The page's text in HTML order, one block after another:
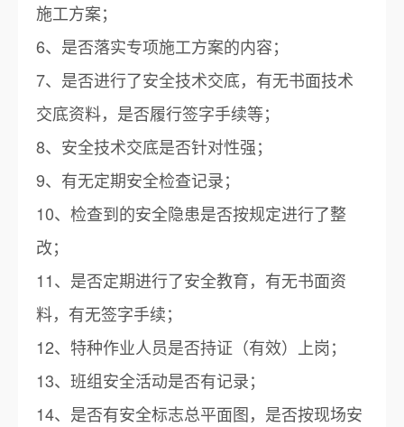
施工方案；
6、是否落实专项施工方案的内容；
7、是否进行了安全技术交底，有无书面技术
交底资料，是否履行签字手续等；
8、安全技术交底是否针对性强；
9、有无定期安全检查记录；
10、检查到的安全隐患是否按规定进行了整
改；
11、是否定期进行了安全教育，有无书面资
料，有无签字手续；
12、特种作业人员是否持证（有效）上岗；
13、班组安全活动是否有记录；
14、是否有安全标志总平面图，是否按现场安